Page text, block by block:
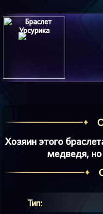
Хозяин этого
медведя,
Тип: